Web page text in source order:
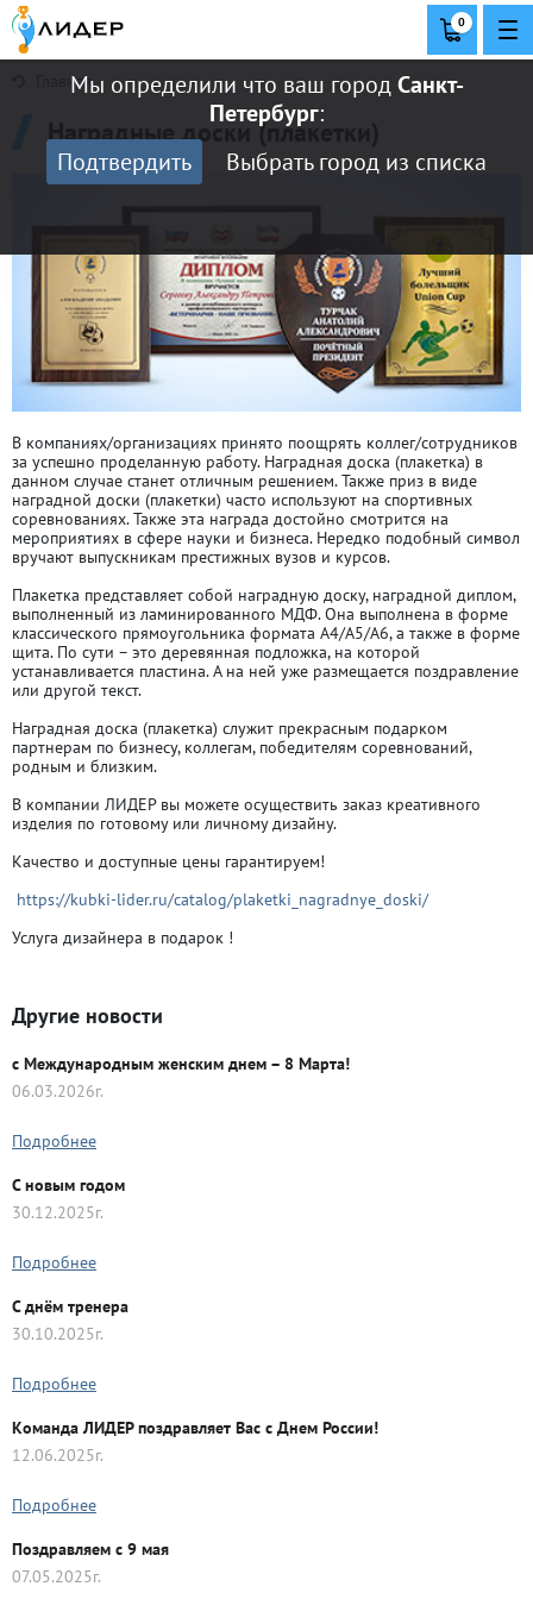
Мы определили что ваш городСанкт-
Петербург:
Подтвердить
Выбрать город из списка
0
Главная
Наградные доски (плакетки)
В компаниях/организациях принято поощрять коллег/сотрудников
за успешно проделанную работу. Наградная доска (плакетка) в
данном случае станет отличным решением. Также приз в виде
наградной доски (плакетки) часто используют на спортивных
соревнованиях. Также эта награда достойно смотрится на
мероприятиях в сфере науки и бизнеса. Нередко подобный символ
вручают выпускникам престижных вузов и курсов.
Плакетка представляет собой наградную доску, наградной диплом,
выполненный из ламинированного МДФ. Она выполнена в форме
классического прямоугольника формата А4/А5/А6, а также в форме
щита. По сути – это деревянная подложка, на которой
устанавливается пластина. А на ней уже размещается поздравление
или другой текст.
Наградная доска (плакетка) служит прекрасным подарком
партнерам по бизнесу, коллегам, победителям соревнований,
родным и близким.
В компании ЛИДЕР вы можете осуществить заказ креативного
изделия по готовому или личному дизайну.
Качество и доступные цены гарантируем!
https://kubki-lider.ru/catalog/plaketki_nagradnye_doski/
Услуга дизайнера в подарок !
Другие новости
с Международным женским днем – 8 Марта!
06.03.2026г.
Подробнее
C новым годом
30.12.2025г.
Подробнее
С днём тренера
30.10.2025г.
Подробнее
Команда ЛИДЕР поздравляет Вас с Днем России!
12.06.2025г.
Подробнее
Поздравляем с 9 мая
07.05.2025г.